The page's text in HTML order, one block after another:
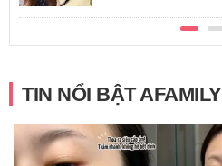
TIN NỔI BẬT AFAMILY